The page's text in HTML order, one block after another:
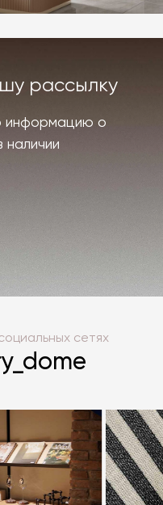
рассылку
информацию о
наличии
сетях